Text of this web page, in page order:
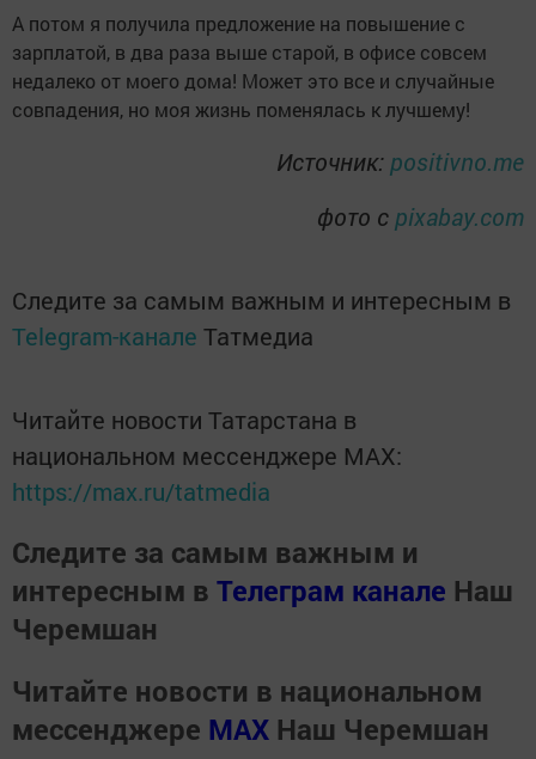
А потом я получила предложение на повышение с
зарплатой, в два раза выше старой, в офисе совсем
недалеко от моего дома! Может это все и случайные
совпадения, но моя жизнь поменялась к лучшему!
Источник:positivno.me
фото сpixabay.com
Следите за самым важным и интересным в
Telegram-канале Татмедиа
Читайте новости Татарстана в
национальном мессенджере MАХ:
https://max.ru/tatmedia
Следите за самым важным и
интересным в Телеграм канале Наш
Черемшан
Читайте новости в национальном
мессенджере MАХ Наш Черемшан